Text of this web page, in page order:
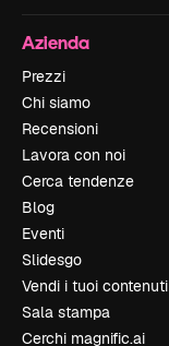
Azienda
Prezzi
Chi siamo
Recensioni
Lavora con noi
Cerca tendenze
Blog
Eventi
Slidesgo
Vendi i tuoi contenuti
Sala stampa
Cerchi magnific.ai